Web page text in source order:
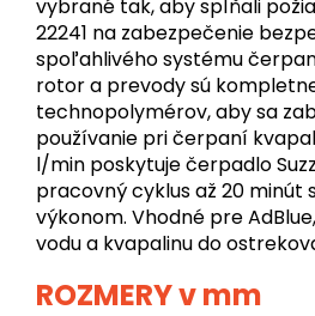
vybrané tak, aby spĺňali
22241 na zabezpečenie
spoľahlivého systému
rotor a prevody sú
technopolymérov, aby sa
používanie pri čerpaní
l/min poskytuje čerpadlo
pracovný cyklus až 20 minút
výkonom. Vhodné pre
vodu a kvapalinu do
ROZMERY v mm